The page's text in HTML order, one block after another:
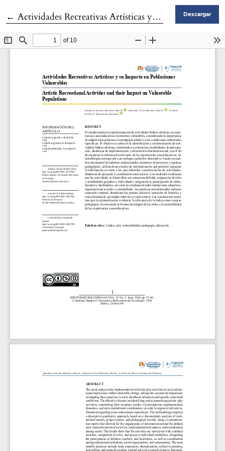
← Volver a los detalles del artículo
Actividades Recreativas Artísticas y su Impacto en Poblaciones Vulnerables Descargar